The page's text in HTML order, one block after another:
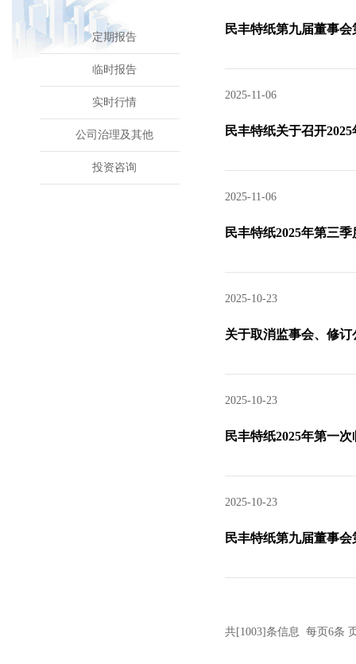
定期报告
临时报告
实时行情
公司治理及其他
投资咨询
民丰特纸第九届董事
2025-11-06
民丰特纸关于召开
2025-11-06
民丰特纸2025年第三
2025-10-23
关于取消监事会、修
2025-10-23
民丰特纸2025年第一
2025-10-23
民丰特纸第九届董事
共[1003]条信息 每页6条